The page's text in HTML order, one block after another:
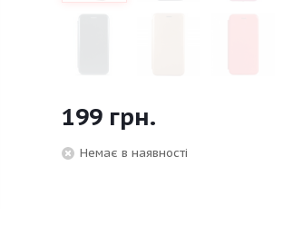
199 грн.
Немає в наявності